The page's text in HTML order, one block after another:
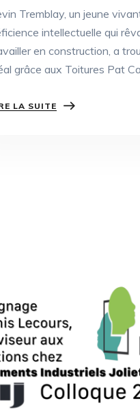
Tremblay, un jeune
intellectuelle qui
en construction, a
grâce aux Toitures Pat
LA SUITE